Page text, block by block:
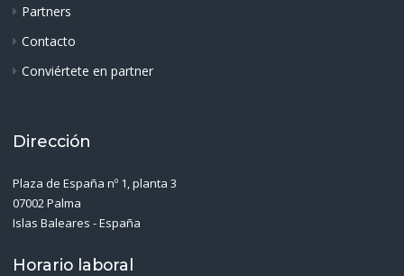
Partners
Contacto
Conviértete en partner
Dirección
Plaza de España nº 1, planta 3
07002 Palma
Islas Baleares - España
Horario laboral